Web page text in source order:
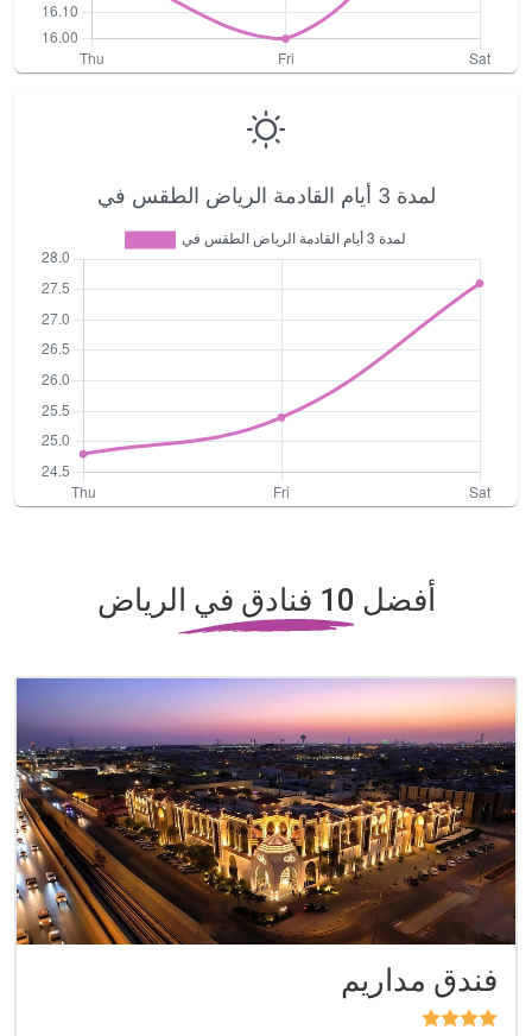
لمدة 3 أيام القادمة الرياض الطقس في
أفضل 10 فنادق في الرياض
فندق مداريم